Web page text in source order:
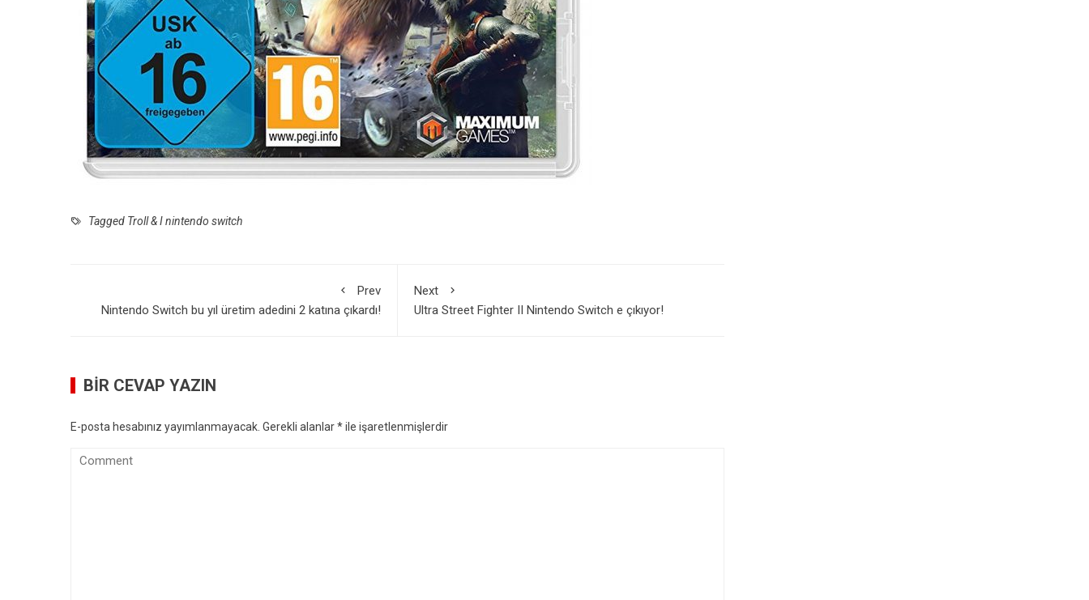
Tagged Troll & I nintendo switch
Prev
Nintendo Switch bu yıl üretim adedini 2 katına çıkardı!
Next
Ultra Street Fighter II Nintendo Switch e çıkıyor!
BIR CEVAP YAZIN
E-posta hesabınız yayımlanmayacak. Gerekli alanlar*ile işaretlenmişlerdir